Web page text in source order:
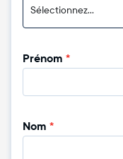
Sélectionnez...
Prénom *
Nom *